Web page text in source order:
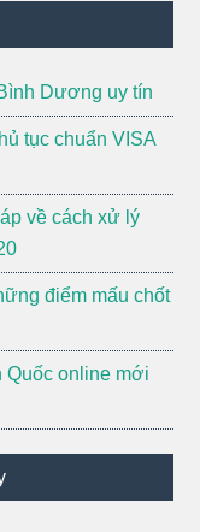
Dương uy tín
tục chuẩn VISA
về cách xử lý
điểm mấu chốt
Quốc online mới